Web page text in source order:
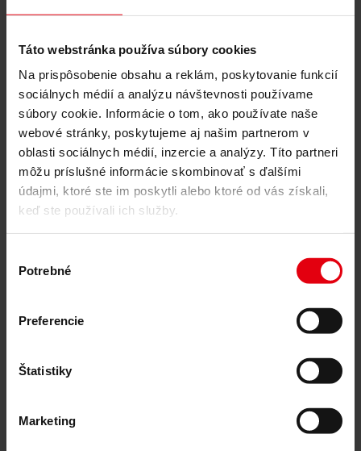
Táto webstránka používa súbory cookies
Na prispôsobenie obsahu a reklám, poskytovanie funkcií
sociálnych médií a analýzu návštevnosti používame
súbory cookie. Informácie o tom, ako používate naše
webové stránky, poskytujeme aj našim partnerom v
oblasti sociálnych médií, inzercie a analýzy. Títo partneri
môžu príslušné informácie skombinovať s ďalšími
údajmi, ktoré ste im poskytli alebo ktoré od vás získali,
keď ste používali ich služby.
súhlasu
Potrebné
Preferencie
Štatistiky
Marketing
Kariéra
Kontaktujte nás
Poskytovateľ komplexných služieb v stavebníctve: DELTA
Group SK
Menü schließen
Slovenčina
Naše služby
Verejné obstarávanie a zadávanie zákaziek